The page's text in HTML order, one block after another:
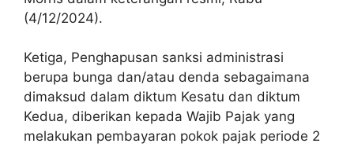
(4/12/2024).
Ketiga, Penghapusan sanksi administrasi
berupa bunga dan/atau denda sebagaimana
dimaksud dalam diktum Kesatu dan diktum
Kedua, diberikan kepada Wajib Pajak yang
melakukan pembayaran pokok pajak periode 2